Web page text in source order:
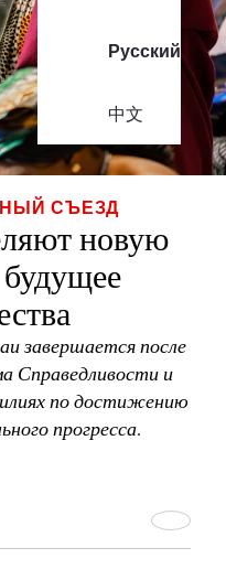
Русский
中文
СЪЕЗД
новую
завершается после
Справедливости и
по достижению
прогресса.